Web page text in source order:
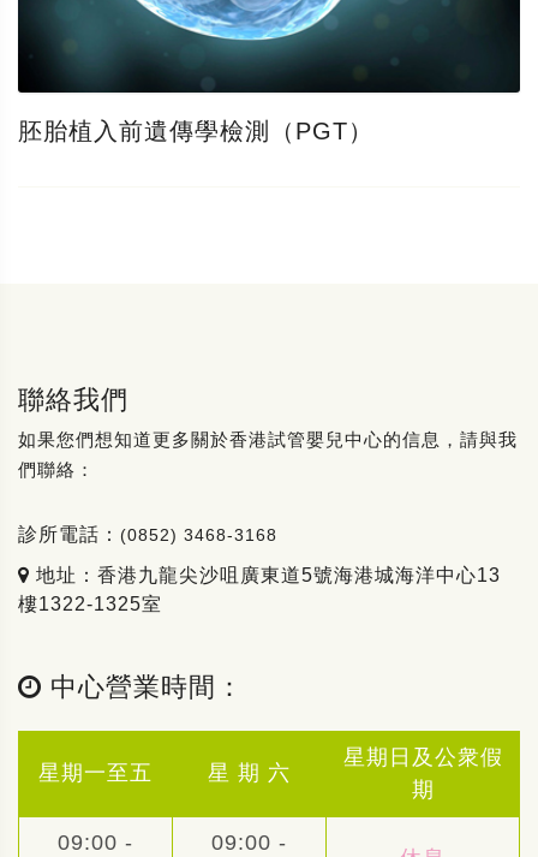
胚胎植入前遺傳學檢測（PGT）
聯絡我們
如果您們想知道更多關於香港試管嬰兒中心的信息，請與我
們聯絡：
診所電話： (0852) 3468-3168
地址：香港九龍尖沙咀廣東道5號海港城海洋中心13
樓1322-1325室
中心營業時間：
星期一至五 星 期 六
星期日及公衆假
期
09:00 - 09:00 -